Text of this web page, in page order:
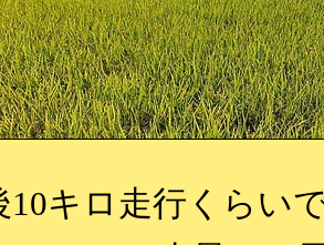
10キロ走行くらい